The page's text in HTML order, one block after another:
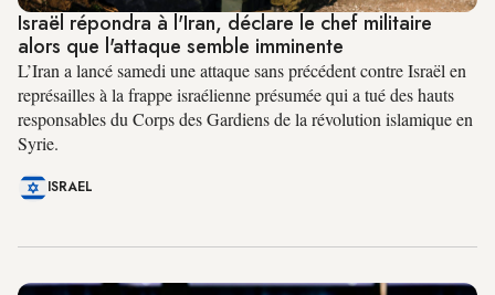
Israël répondra à l'Iran, déclare le chef militaire
alors que l'attaque semble imminente
L’Iran a lancé samedi une attaque sans précédent contre Israël en
représailles à la frappe israélienne présumée qui a tué des hauts
responsables du Corps des Gardiens de la révolution islamique en
Syrie.
ISRAEL